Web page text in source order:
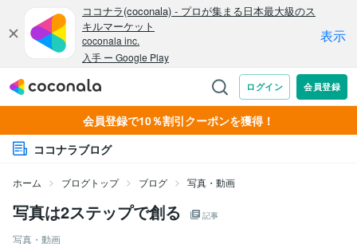
会員登録で10％割引クーポンを獲得！
ココナラブログ
ホーム ブログトップ ブログ 写真・動画
写真は2ステップで創る 記事
写真・動画